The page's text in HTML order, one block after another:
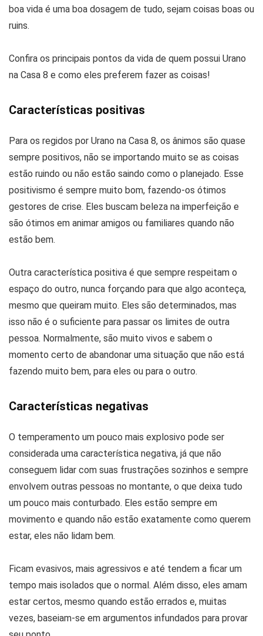
boa vida é uma boa dosagem de tudo, sejam coisas boas ou
ruins.
Confira os principais pontos da vida de quem possui Urano
na Casa 8 e como eles preferem fazer as coisas!
Características positivas
Para os regidos por Urano na Casa 8, os ânimos são quase
sempre positivos, não se importando muito se as coisas
estão ruindo ou não estão saindo como o planejado. Esse
positivismo é sempre muito bom, fazendo-os ótimos
gestores de crise. Eles buscam beleza na imperfeição e
são ótimos em animar amigos ou familiares quando não
estão bem.
Outra característica positiva é que sempre respeitam o
espaço do outro, nunca forçando para que algo aconteça,
mesmo que queiram muito. Eles são determinados, mas
isso não é o suficiente para passar os limites de outra
pessoa. Normalmente, são muito vivos e sabem o
momento certo de abandonar uma situação que não está
fazendo muito bem, para eles ou para o outro.
Características negativas
O temperamento um pouco mais explosivo pode ser
considerada uma característica negativa, já que não
conseguem lidar com suas frustrações sozinhos e sempre
envolvem outras pessoas no montante, o que deixa tudo
um pouco mais conturbado. Eles estão sempre em
movimento e quando não estão exatamente como querem
estar, eles não lidam bem.
Ficam evasivos, mais agressivos e até tendem a ficar um
tempo mais isolados que o normal. Além disso, eles amam
estar certos, mesmo quando estão errados e, muitas
vezes, baseiam-se em argumentos infundados para provar